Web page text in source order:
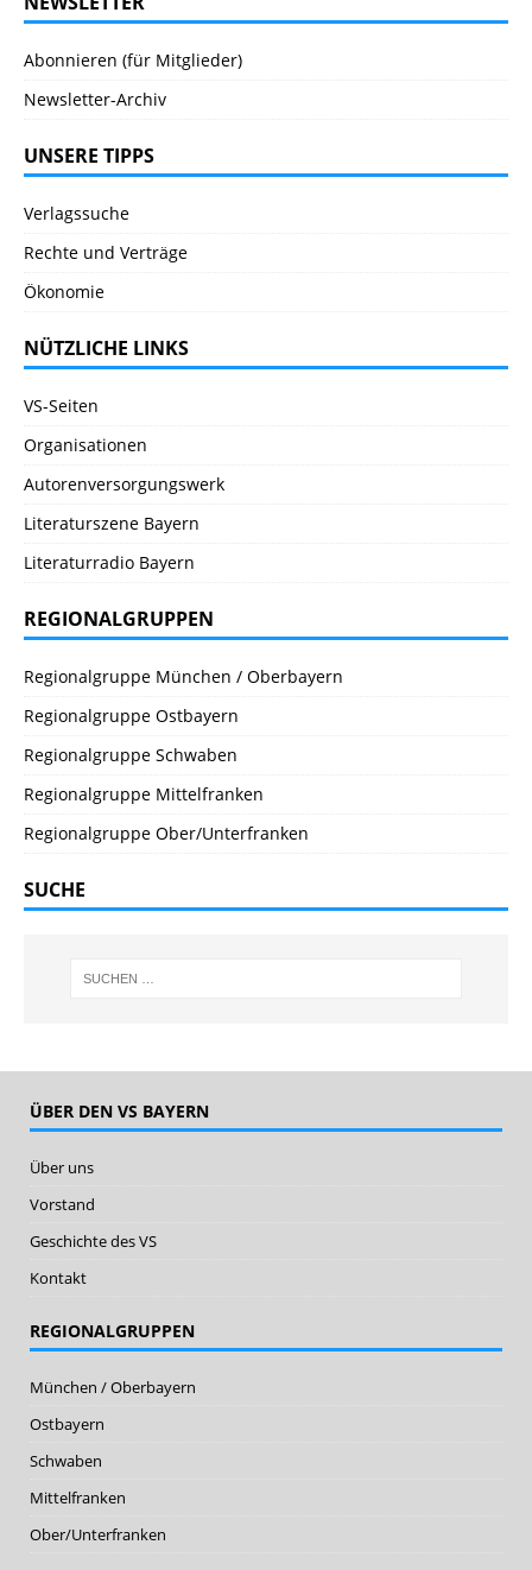
Abonnieren (für Mitglieder)
Newsletter-Archiv
UNSERE TIPPS
Verlagssuche
Rechte und Verträge
Ökonomie
NÜTZLICHE LINKS
VS-Seiten
Organisationen
Autorenversorgungswerk
Literaturszene Bayern
Literaturradio Bayern
REGIONALGRUPPEN
Regionalgruppe München / Oberbayern
Regionalgruppe Ostbayern
Regionalgruppe Schwaben
Regionalgruppe Mittelfranken
Regionalgruppe Ober/Unterfranken
SUCHE
ÜBER DEN VS BAYERN
Über uns
Vorstand
Geschichte des VS
Kontakt
REGIONALGRUPPEN
München / Oberbayern
Ostbayern
Schwaben
Mittelfranken
Ober/Unterfranken